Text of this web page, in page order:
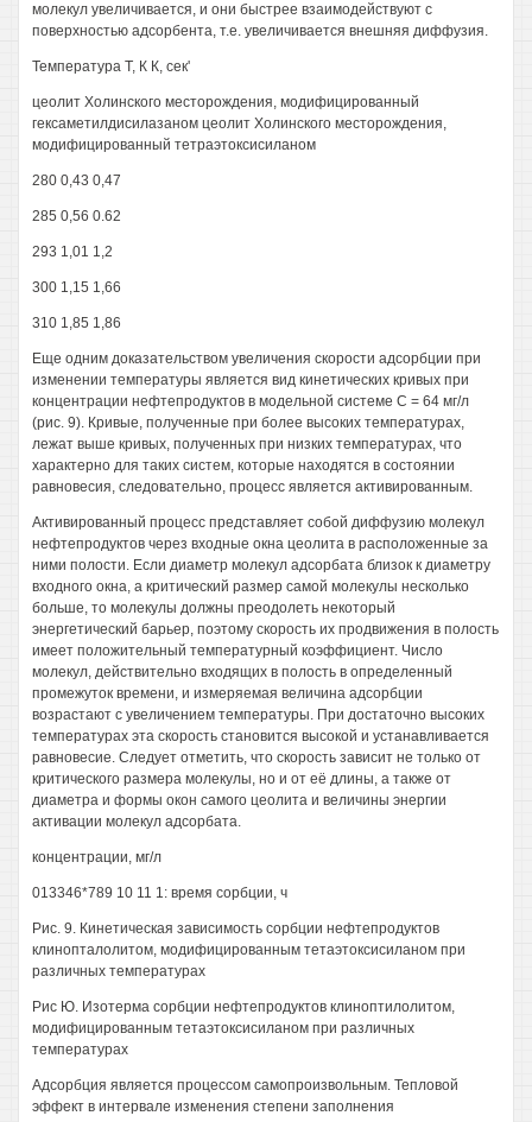
молекул увеличивается, и они быстрее взаимодействуют с
поверхностью адсорбента, т.е. увеличивается внешняя диффузия.
Температура Т, К К, сек'
цеолит Холинского месторождения, модифицированный
гексаметилдисилазаном цеолит Холинского месторождения,
модифицированный тетраэтоксисиланом
280 0,43 0,47
285 0,56 0.62
293 1,01 1,2
300 1,15 1,66
310 1,85 1,86
Еще одним доказательством увеличения скорости адсорбции при
изменении температуры является вид кинетических кривых при
концентрации нефтепродуктов в модельной системе С = 64 мг/л
(рис. 9). Кривые, полученные при более высоких температурах,
лежат выше кривых, полученных при низких температурах, что
характерно для таких систем, которые находятся в состоянии
равновесия, следовательно, процесс является активированным.
Активированный процесс представляет собой диффузию молекул
нефтепродуктов через входные окна цеолита в расположенные за
ними полости. Если диаметр молекул адсорбата близок к диаметру
входного окна, а критический размер самой молекулы несколько
больше, то молекулы должны преодолеть некоторый
энергетический барьер, поэтому скорость их продвижения в полость
имеет положительный температурный коэффициент. Число
молекул, действительно входящих в полость в определенный
промежуток времени, и измеряемая величина адсорбции
возрастают с увеличением температуры. При достаточно высоких
температурах эта скорость становится высокой и устанавливается
равновесие. Следует отметить, что скорость зависит не только от
критического размера молекулы, но и от её длины, а также от
диаметра и формы окон самого цеолита и величины энергии
активации молекул адсорбата.
концентрации, мг/л
013346*789 10 11 1: время сорбции, ч
Рис. 9. Кинетическая зависимость сорбции нефтепродуктов
клинопталолитом, модифицированным тетаэтоксисиланом при
различных температурах
Рис Ю. Изотерма сорбции нефтепродуктов клиноптилолитом,
модифицированным тетаэтоксисиланом при различных
температурах
Адсорбция является процессом самопроизвольным. Тепловой
эффект в интервале изменения степени заполнения